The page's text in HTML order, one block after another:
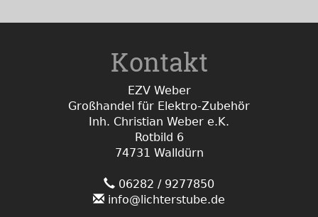
Kontakt
EZV Weber
Großhandel für Elektro-Zubehör
Inh. Christian Weber e.K.
Rotbild 6
74731 Walldürn
06282 / 9277850
info@lichterstube.de